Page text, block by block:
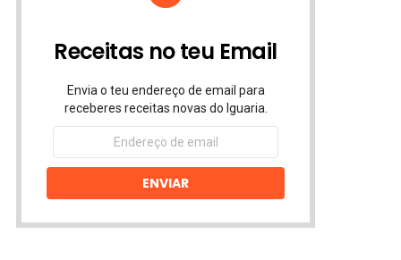
Receitas no teu Email
Envia o teu endereço de email para
receberes receitas novas do Iguaria.
Endereço
email
ENVIAR